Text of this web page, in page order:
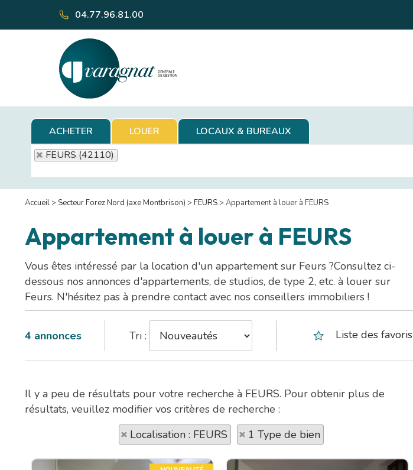
04.77.96.81.00
ACHETER LOUER
LOCAUX & BUREAUX
FEURS (42110)
Accueil> Secteur Forez Nord (axe Montbrison) > FEURS> Appartement à louer à FEURS
Appartement à louer à FEURS
Vous êtes intéressé par la location d'un appartement sur Feurs ?Consultez ci-
dessous nos annonces d'appartements, de studios, de type 2, etc. à louer sur
Feurs. N'hésitez pas à prendre contact avec nos conseillers immobiliers !
4 annonces Tri : Liste des favoris
Il y a peu de résultats pour votre recherche à FEURS. Pour obtenir plus de
résultats, veuillez modifier vos critères de recherche :
Localisation : FEURS
1 Type de bien